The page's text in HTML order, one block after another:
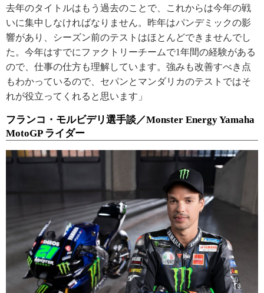
去年のタイトルはもう過去のことで、これからは今年の戦
いに集中しなければなりません。昨年はパンデミックの影
響があり、シーズン前のテストはほとんどできませんでし
た。今年はすでにファクトリーチームで1年間の経験がある
ので、仕事の仕方も理解しています。強みも改善すべき点
もわかっているので、セパンとマンダリカのテストではそ
れが役立ってくれると思います」
フランコ・モルビデリ選手談／Monster Energy Yamaha
MotoGP ライダー